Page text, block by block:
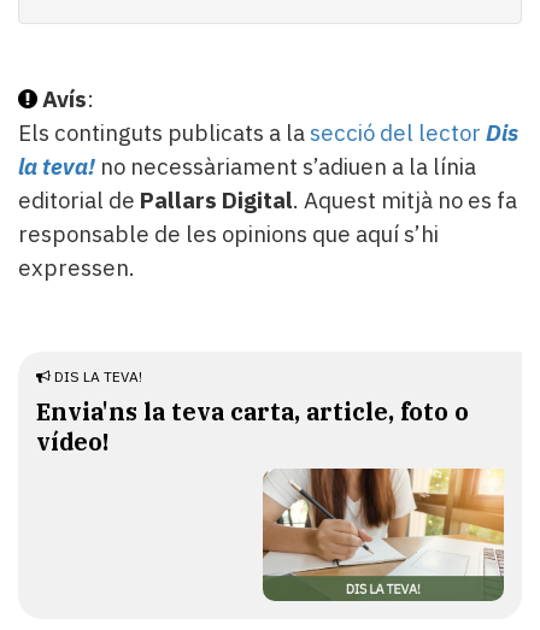
Avís:
Els continguts publicats a la secció del lector Dis
la teva! no necessàriament s’adiuen a la línia
editorial de Pallars Digital. Aquest mitjà no es fa
responsable de les opinions que aquí s’hi
expressen.
DIS LA TEVA!
Envia'ns la teva carta, article, foto o
vídeo!